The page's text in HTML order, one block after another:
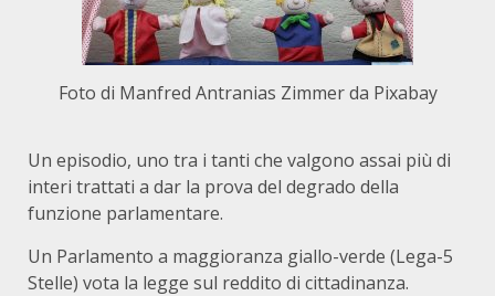
Foto di Manfred Antranias Zimmer da Pixabay
Un episodio, uno tra i tanti che valgono assai più di
interi trattati a dar la prova del degrado della
funzione parlamentare.
Un Parlamento a maggioranza giallo-verde (Lega-5
Stelle) vota la legge sul reddito di cittadinanza.